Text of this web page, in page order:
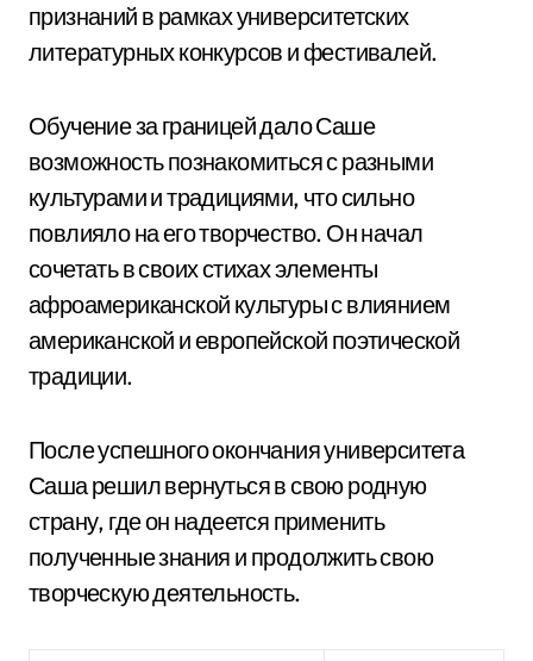
признаний в рамках университетских
литературных конкурсов и фестивалей.
Обучение за границей дало Саше
возможность познакомиться с разными
культурами и традициями, что сильно
повлияло на его творчество. Он начал
сочетать в своих стихах элементы
афроамериканской культуры с влиянием
американской и европейской поэтической
традиции.
После успешного окончания университета
Саша решил вернуться в свою родную
страну, где он надеется применить
полученные знания и продолжить свою
творческую деятельность.